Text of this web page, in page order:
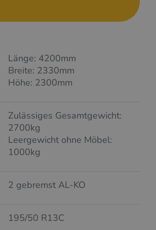
Länge: 4200mm
Breite: 2330mm
Höhe: 2300mm
Zulässiges Gesamtgewicht:
2700kg
Leergewicht ohne Möbel:
1000kg
2 gebremst AL-KO
195/50 R13C